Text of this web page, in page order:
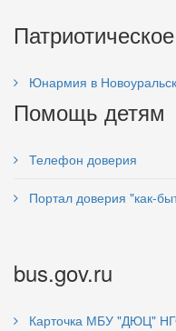
Юнармия в
Помощь детям
Телефон доверия
Портал доверия "как-
bus.gov.ru
Карточка МБУ "ДЮЦ"